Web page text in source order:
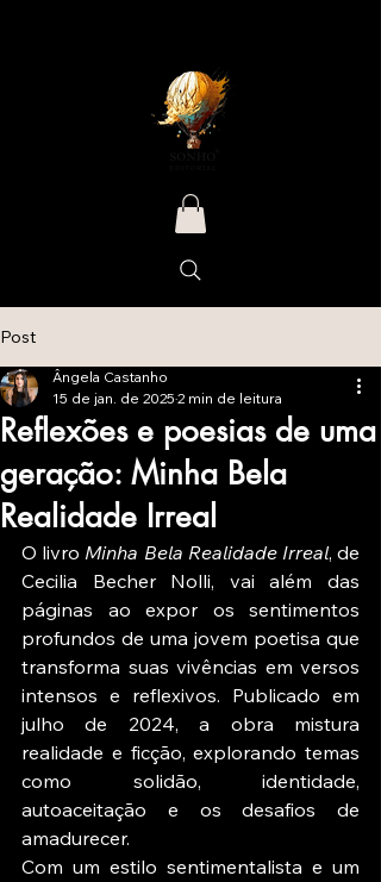
Post
Reflexões e poesias de uma
geração: Minha Bela
Realidade Irreal
Ângela Castanho
15 de jan. de 2025 2 min de leitura
O livro Minha Bela Realidade Irreal, de
Cecilia Becher Nolli, vai além das
páginas ao expor os sentimentos
profundos de uma jovem poetisa que
transforma suas vivências em versos
intensos e reflexivos. Publicado em
julho de 2024, a obra mistura
realidade e ficção, explorando temas
como solidão, identidade,
autoaceitação e os desafios de
amadurecer.
Com um estilo sentimentalista e um